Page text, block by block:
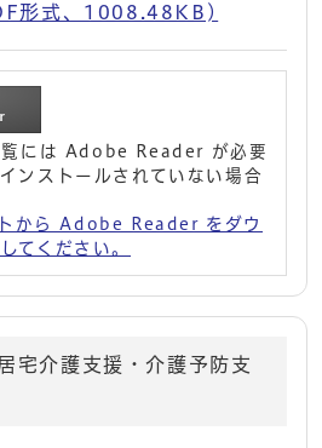
形式、1008.48KB)
覧には Adobe Reader が必要
ンストールされていない場合
から Adobe Reader をダウ
てください。
宅介護支援・介護予防支